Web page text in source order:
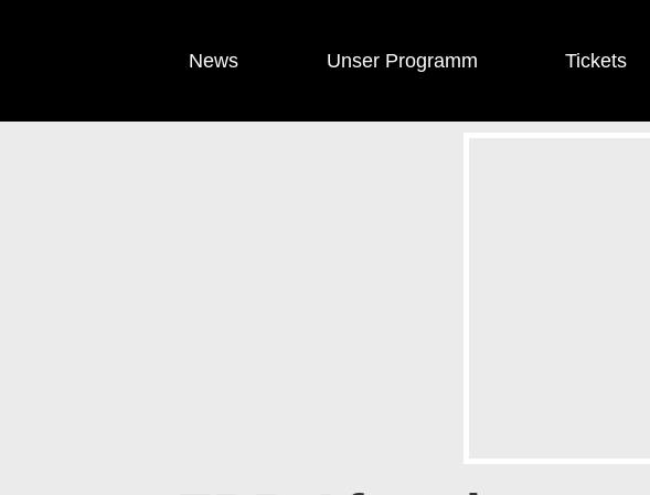
News Unser Programm Tickets